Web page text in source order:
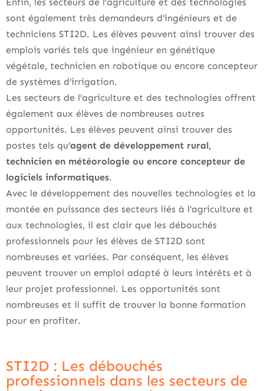
sont également très demandeurs d’ingénieurs et de
techniciens STI2D. Les élèves peuvent ainsi trouver des
emplois variés tels que ingénieur en génétique
végétale, technicien en robotique ou encore concepteur
de systèmes d’irrigation.
Les secteurs de l’agriculture et des technologies offrent
également aux élèves de nombreuses autres
opportunités. Les élèves peuvent ainsi trouver des
postes tels qu’agent de développement rural,
technicien en météorologie ou encore concepteur de
logiciels informatiques.
Avec le développement des nouvelles technologies et la
montée en puissance des secteurs liés à l’agriculture et
aux technologies, il est clair que les débouchés
professionnels pour les élèves de STI2D sont
nombreuses et variées. Par conséquent, les élèves
peuvent trouver un emploi adapté à leurs intérêts et à
leur projet professionnel. Les opportunités sont
nombreuses et il suffit de trouver la bonne formation
pour en profiter.
STI2D : Les débouchés
professionnels dans les secteurs de